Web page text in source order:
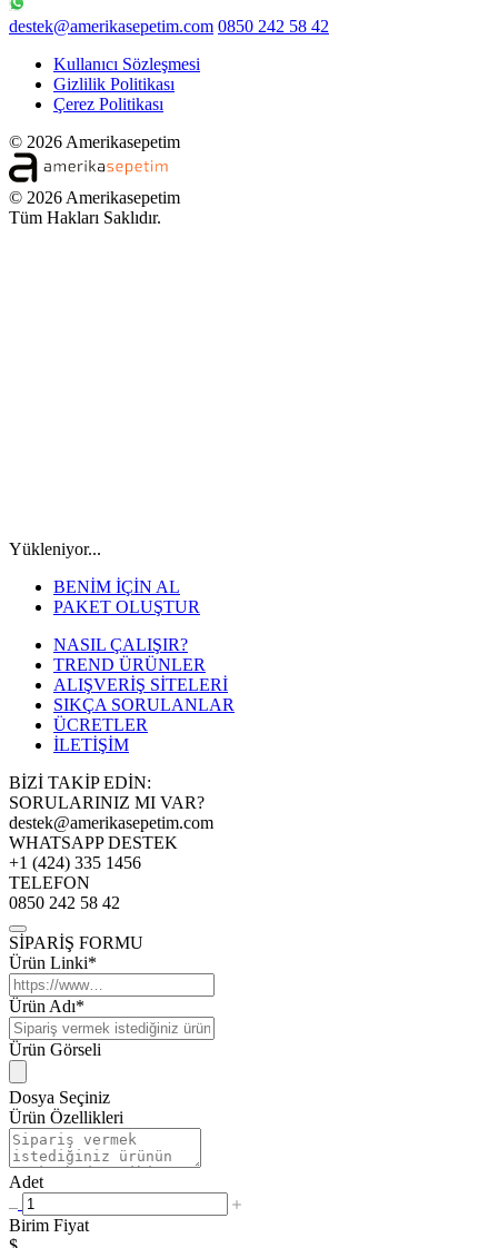
destek@amerikasepetim.com 0850 242 58 42
Kullanıcı Sözleşmesi
Gizlilik Politikası
Çerez Politikası
© 2026 Amerikasepetim
© 2026 Amerikasepetim
Tüm Hakları Saklıdır.
Yükleniyor...
BENİM İÇİN AL
PAKET OLUŞTUR
NASIL ÇALIŞIR?
TREND ÜRÜNLER
ALIŞVERİŞ SİTELERİ
SIKÇA SORULANLAR
ÜCRETLER
İLETİŞİM
BİZİ TAKİP EDİN:
SORULARINIZ MI VAR?
destek@amerikasepetim.com
WHATSAPP DESTEK
+1 (424) 335 1456
TELEFON
0850 242 58 42
SİPARİŞ FORMU
Ürün Linki*
Ürün Adı*
Ürün Görseli
Dosya Seçiniz
Ürün Özellikleri
Adet
Birim Fiyat